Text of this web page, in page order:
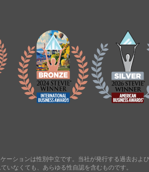
ーションは性別中立です。当社が発行する過去およ
いなくても、あらゆる性自認を含むものです。